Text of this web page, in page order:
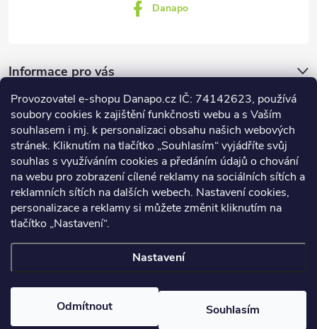
Provozovatel e-shopu Danapo.cz IČ: 74142623, používá
soubory cookies k zajištění funkčnosti webu a s Vaším
souhlasem i mj. k personalizaci obsahu našich webových
stránek. Kliknutím na tlačítko „Souhlasím“ vyjádříte svůj
souhlas s využíváním cookies a předáním údajů o chování
na webu pro zobrazení cílené reklamy na sociálních sítích a
reklamních sítích na dalších webech. Nastavení cookies,
personalizace a reklamy si můžete změnit kliknutím na
tlačítko „Nastavení“.
Nastavení
Odmítnout Souhlasím
Danapo
Informace pro vás
Dotazník
Co upřednosťnujete?
Počet hlasů:437
Facebook
Upravit nastavení cookies